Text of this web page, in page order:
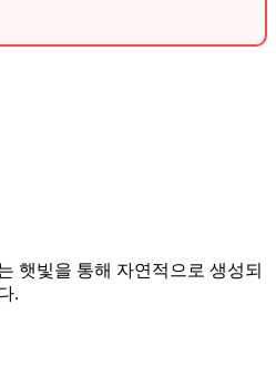
햇빛을 통해 자연적으로 생성되
.